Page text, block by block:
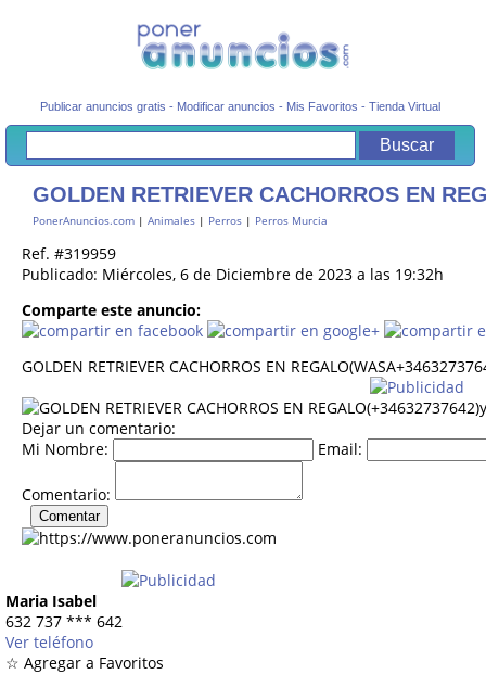
Publicar anuncios gratis - Modificar anuncios - Mis Favoritos -Tienda Virtual
GOLDEN RETRIEVER CACHORROS EN
PonerAnuncios.com | Animales | Perros | Perros Murcia
Ref. #319959
Publicado: Miércoles, 6 de Diciembre de 2023 a las 19:32h
Comparte este anuncio:
GOLDEN RETRIEVER CACHORROS EN
Dejar un comentario:
Mi Nombre:
Email:
Comentario:
Maria Isabel
632 737 *** 642
Ver teléfono
☆ Agregar a Favoritos